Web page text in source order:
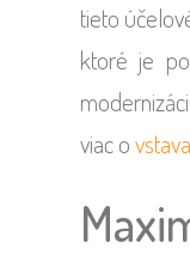
tieto
ktoré je
viac o